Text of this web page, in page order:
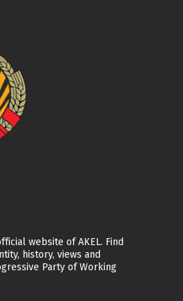
website of AKEL. Find
history, views and
Party of Working